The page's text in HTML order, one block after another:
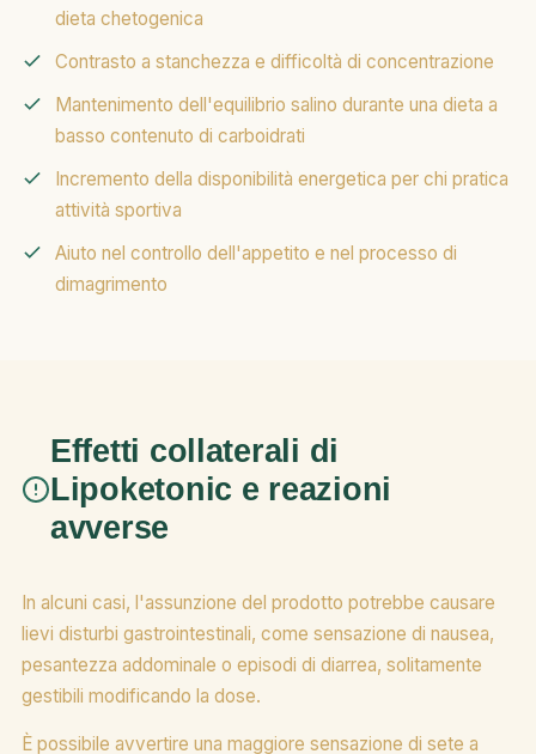
dieta chetogenica
Contrasto a stanchezza e difficoltà di concentrazione
Mantenimento dell'equilibrio salino durante una dieta a
basso contenuto di carboidrati
Incremento della disponibilità energetica per chi pratica
attività sportiva
Aiuto nel controllo dell'appetito e nel processo di
dimagrimento
Effetti collaterali di
Lipoketonic e reazioni
avverse
In alcuni casi, l'assunzione del prodotto potrebbe causare
lievi disturbi gastrointestinali, come sensazione di nausea,
pesantezza addominale o episodi di diarrea, solitamente
gestibili modificando la dose.
È possibile avvertire una maggiore sensazione di sete a